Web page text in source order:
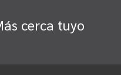
cerca tuyo